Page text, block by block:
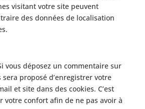
visitant votre site peuvent
des données de localisation
vous déposez un commentaire sur
proposé d’enregistrer votre
et site dans des cookies. C’est
votre confort afin de ne pas avoir à